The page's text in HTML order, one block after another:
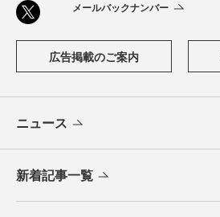
メールバックナンバー
広告掲載のご案内
ニュース
新着記事一覧